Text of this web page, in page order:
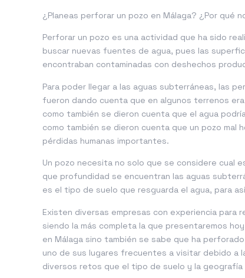
¿Planeas perforar un pozo en Málaga? ¿Por qué
Perforar un pozo es una actividad que ha sido
buscar nuevas fuentes de agua, pues las
encontraban contaminadas con deshechos
Para poder llegar a las aguas subterráneas, las
fueron dando cuenta que en algunos terrenos
como también se dieron cuenta que el agua
como también se dieron cuenta que un pozo
pérdidas humanas importantes.
Un pozo necesita no solo que se considere cual
que profundidad se encuentran las aguas
es el tipo de suelo que resguarda el agua, para
Existen diversas empresas con experiencia
siendo la más completa la que presentaremos
en Málaga sino también se sabe que ha
uno de sus lugares frecuentes a visitar debido a
diversos retos que el tipo de suelo y la